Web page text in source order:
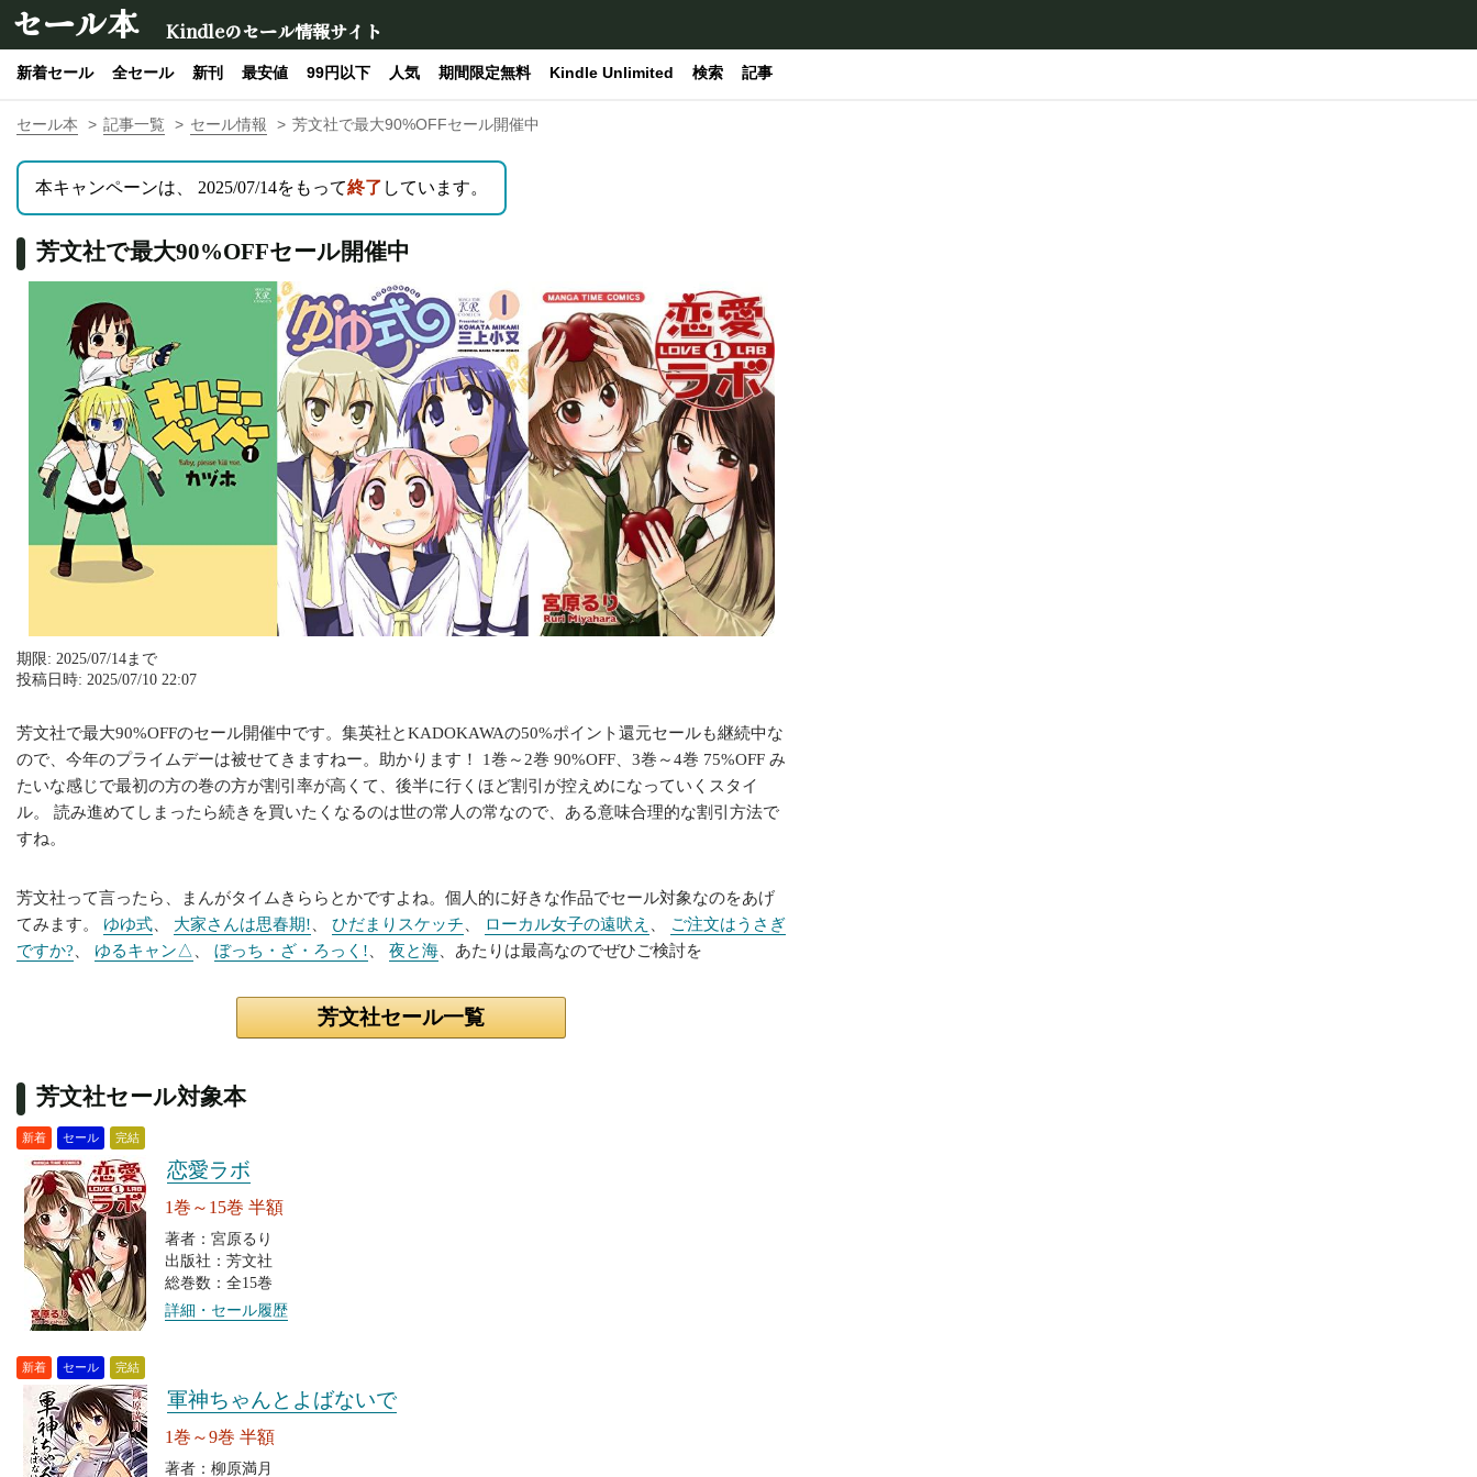
セール本 Kindleのセール情報サイト
新着セール 全セール 新刊 最安値 99円以下 人気 期間限定無料 Kindle Unlimited 検索 記事
セール本 記事一覧 セール情報 芳文社で最大90%OFFセール開催中
本キャンペーンは、 2025/07/14をもって終了 しています。
芳文社で最大90%OFFセール開催中
期限: 2025/07/14まで
投稿日時: 2025/07/10 22:07
芳文社で最大90%OFFのセール開催中です。集英社とKADOKAWAの50%ポイント還元セールも継続中な
ので、今年のプライムデーは被せてきますねー。助かります！ 1巻～2巻 90%OFF、3巻～4巻 75%OFF み
たいな感じで最初の方の巻の方が割引率が高くて、後半に行くほど割引が控えめになっていくスタイ
ル。 読み進めてしまったら続きを買いたくなるのは世の常人の常なので、ある意味合理的な割引方法で
すね。
芳文社って言ったら、まんがタイムきららとかですよね。個人的に好きな作品でセール対象なのをあげ
てみます。 ゆゆ式 大家さんは思春期! ひだまりスケッチ ローカル女子の遠吠え
ご注文はうさぎ
ですか?
ゆるキャン△ ぼっち・ざ・ろっく! 夜と海 、あたりは最高なのでぜひご検討を
芳文社セール一覧
芳文社セール対象本
新着 セール 完結
恋愛ラボ
1巻～15巻 半額
著者：宮原るり
出版社：芳文社
総巻数：全15巻
詳細・セール履歴
新着 セール 完結
軍神ちゃんとよばないで
1巻～9巻 半額
著者：柳原満月